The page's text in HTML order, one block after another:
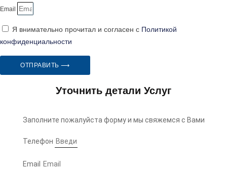
Email
Я внимательно прочитал и согласен с Политикой
конфиденциальности
ОТПРАВИТЬ ⟶
Уточнить детали Услуг
Заполните пожалуйста форму и мы свяжемся с Вами
Телефон
Email